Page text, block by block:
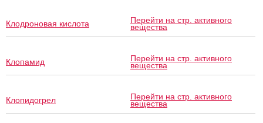
Клодроновая кислота Перейти на стр. активного
вещества
Клопамид Перейти на стр. активного
вещества
Клопидогрел Перейти на стр. активного
вещества